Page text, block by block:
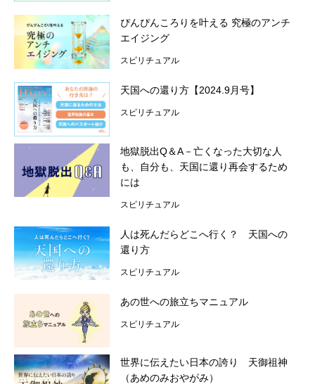
ぴんぴんころりを叶える 究極のアンチ
エイジング
スピリチュアル
天国への還り方【2024.9月号】
スピリチュアル
地獄脱出Q＆A－亡くなった大切な人
も、自分も、天国に還り再会するため
には
スピリチュアル
人は死んだらどこへ行く？ 天国への
還り方
スピリチュアル
あの世への旅立ちマニュアル
スピリチュアル
世界に伝えたい日本の誇り 天御祖神
（あめのみおやがみ）